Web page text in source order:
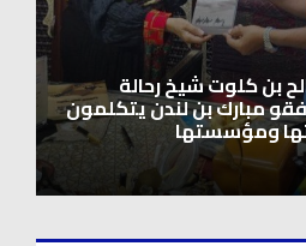
الوطن العربي يدشّن انطلاقته
الأعمال والشخصيات